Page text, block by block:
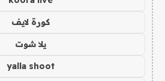
كورة لايف
يلا شوت
yalla shoot